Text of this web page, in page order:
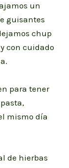
un
guisantes
chup
con cuidado
para tener
mismo día
de hierbas